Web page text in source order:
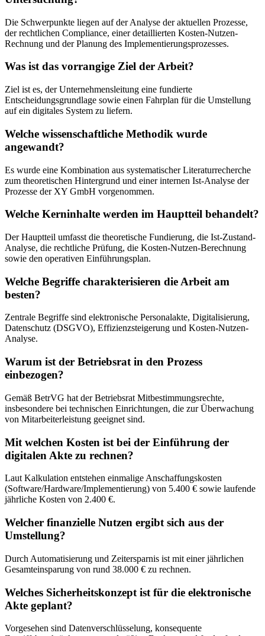
Die Schwerpunkte liegen auf der Analyse der aktuellen Prozesse,
der rechtlichen Compliance, einer detaillierten Kosten-Nutzen-
Rechnung und der Planung des Implementierungsprozesses.
Was ist das vorrangige Ziel der Arbeit?
Ziel ist es, der Unternehmensleitung eine fundierte
Entscheidungsgrundlage sowie einen Fahrplan für die Umstellung
auf ein digitales System zu liefern.
Welche wissenschaftliche Methodik wurde
angewandt?
Es wurde eine Kombination aus systematischer Literaturrecherche
zum theoretischen Hintergrund und einer internen Ist-Analyse der
Prozesse der XY GmbH vorgenommen.
Welche Kerninhalte werden im Hauptteil behandelt?
Der Hauptteil umfasst die theoretische Fundierung, die Ist-Zustand-
Analyse, die rechtliche Prüfung, die Kosten-Nutzen-Berechnung
sowie den operativen Einführungsplan.
Welche Begriffe charakterisieren die Arbeit am
besten?
Zentrale Begriffe sind elektronische Personalakte, Digitalisierung,
Datenschutz (DSGVO), Effizienzsteigerung und Kosten-Nutzen-
Analyse.
Warum ist der Betriebsrat in den Prozess
einbezogen?
Gemäß BetrVG hat der Betriebsrat Mitbestimmungsrechte,
insbesondere bei technischen Einrichtungen, die zur Überwachung
von Mitarbeiterleistung geeignet sind.
Mit welchen Kosten ist bei der Einführung der
digitalen Akte zu rechnen?
Laut Kalkulation entstehen einmalige Anschaffungskosten
(Software/Hardware/Implementierung) von 5.400 € sowie laufende
jährliche Kosten von 2.400 €.
Welcher finanzielle Nutzen ergibt sich aus der
Umstellung?
Durch Automatisierung und Zeitersparnis ist mit einer jährlichen
Gesamteinsparung von rund 38.000 € zu rechnen.
Welches Sicherheitskonzept ist für die elektronische
Akte geplant?
Vorgesehen sind Datenverschlüsselung, konsequente